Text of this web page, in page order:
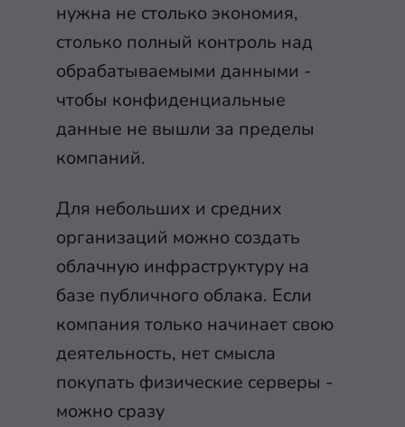
нужна не столько экономия,
столько полный контроль над
обрабатываемыми данными -
чтобы конфиденциальные
данные не вышли за пределы
компаний.
Для небольших и средних
организаций можно создать
облачную инфраструктуру на
базе публичного облака. Если
компания только начинает свою
деятельность, нет смысла
покупать физические серверы -
можно сразу